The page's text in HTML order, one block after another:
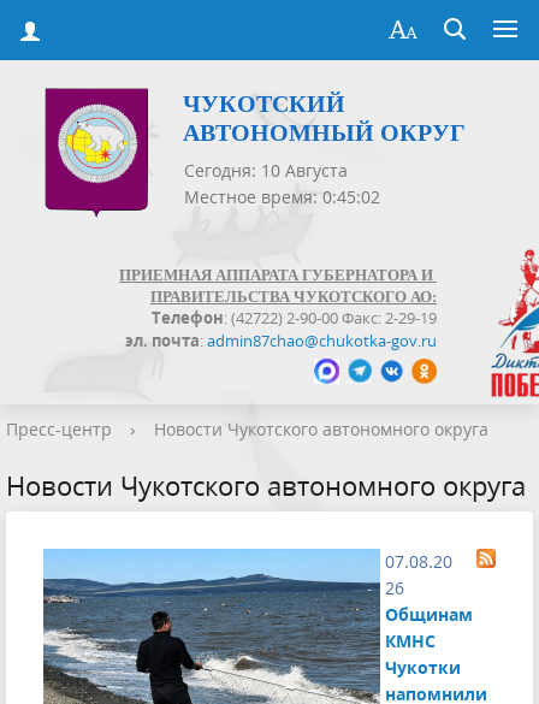
ЧУКОТСКИЙ
АВТОНОМНЫЙ ОКРУГ
Сегодня: 10 Августа
Местное время: 0:45:03
ПРИЕМНАЯ АППАРАТА ГУБЕРНАТОРА И
ПРАВИТЕЛЬСТВА ЧУКОТСКОГО АО:
Телефон: (42722) 2-90-00 Факс: 2-29-19
эл. почта:admin87chao@chukotka-gov.ru
Пресс-центр › Новости Чукотского автономного округа
Новости Чукотского автономного округа
07.08.20
26
Общинам
КМНС
Чукотки
напомнили